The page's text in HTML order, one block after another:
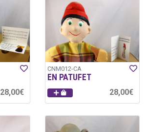
28,00€
CNM012-CA
EN PATUFET
28,00€